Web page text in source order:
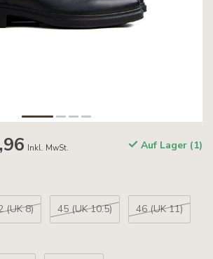
Inkl. MwSt. Auf Lager (1)
(UK 8) 45 (UK 10.5) 46 (UK 11)